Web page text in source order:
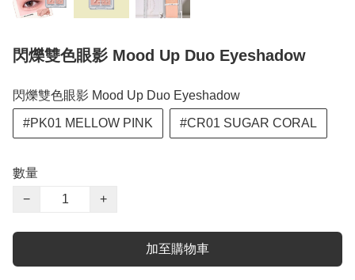
閃爍雙色眼影 Mood Up Duo Eyeshadow
閃爍雙色眼影 Mood Up Duo Eyeshadow
#PK01 MELLOW PINK #CR01 SUGAR CORAL
數量
−
+
加至購物車